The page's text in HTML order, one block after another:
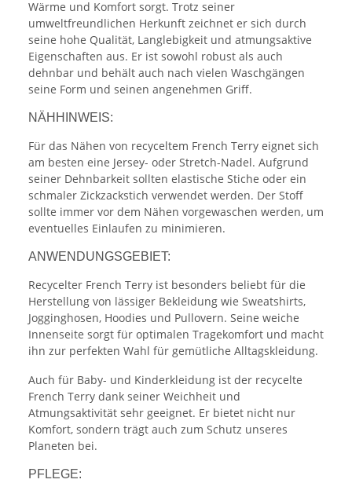
Wärme und Komfort sorgt. Trotz seiner
umweltfreundlichen Herkunft zeichnet er sich durch
seine hohe Qualität, Langlebigkeit und atmungsaktive
Eigenschaften aus. Er ist sowohl robust als auch
dehnbar und behält auch nach vielen Waschgängen
seine Form und seinen angenehmen Griff.
NÄHHINWEIS:
Für das Nähen von recyceltem French Terry eignet sich
am besten eine Jersey- oder Stretch-Nadel. Aufgrund
seiner Dehnbarkeit sollten elastische Stiche oder ein
schmaler Zickzackstich verwendet werden. Der Stoff
sollte immer vor dem Nähen vorgewaschen werden, um
eventuelles Einlaufen zu minimieren.
ANWENDUNGSGEBIET:
Recycelter French Terry ist besonders beliebt für die
Herstellung von lässiger Bekleidung wie Sweatshirts,
Jogginghosen, Hoodies und Pullovern. Seine weiche
Innenseite sorgt für optimalen Tragekomfort und macht
ihn zur perfekten Wahl für gemütliche Alltagskleidung.
Auch für Baby- und Kinderkleidung ist der recycelte
French Terry dank seiner Weichheit und
Atmungsaktivität sehr geeignet. Er bietet nicht nur
Komfort, sondern trägt auch zum Schutz unseres
Planeten bei.
PFLEGE: